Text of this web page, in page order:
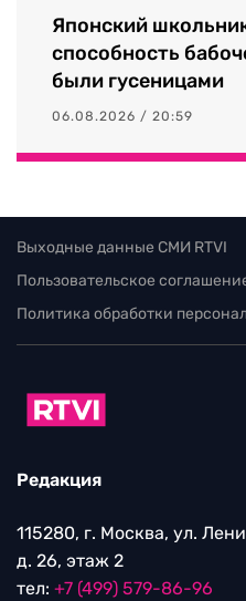
Японский
способность
были гусеницами
06.08.2026 / 20:59
Выходные данные СМИ RTVI
Пользовательское
Политика обработки
Редакция
115280, г. Москва, ул.
д. 26, этаж 2
тел: +7 (499) 579-86-96